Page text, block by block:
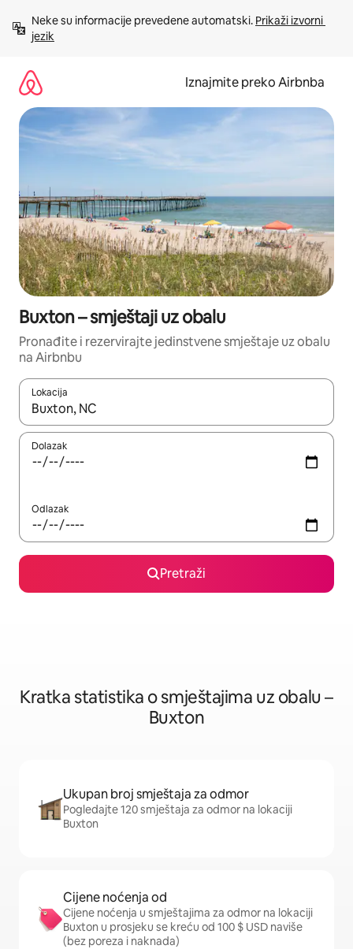
sadržaj
Neke su informacije prevedene automatski. Prikaži izvorni
jezik
Iznajmite preko Airbnba
Buxton – smještaji uz obalu
Pronađite i rezervirajte jedinstvene smještaje uz obalu
na Airbnbu
Lokacija
Kada budu dostupni rezultati, moći ćete ih pregledati
Dolazak
Odlazak
Pretraži
Kratka statistika o smještajima uz obalu –
Buxton
Ukupan broj smještaja za odmor
Pogledajte 120 smještaja za odmor na lokaciji
Buxton
Cijene noćenja od
Cijene noćenja u smještajima za odmor na lokaciji
Buxton u prosjeku se kreću od 100 $ USD naviše
(bez poreza i naknada)